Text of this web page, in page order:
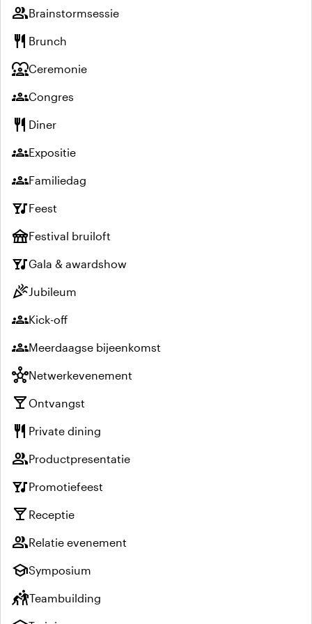
groupBrainstormsessie
restaurant Brunch
diversity_1Ceremonie
groupsCongres
restaurant Diner
groupsExpositie
groupsFamiliedag
nightlifeFeest
festivalFestival bruiloft
nightlifeGala & awardshow
celebrationJubileum
groupsKick-off
groupsMeerdaagse bijeenkomst
hubNetwerkevenement
local_bar Ontvangst
restaurant Private dining
groupProductpresentatie
nightlifePromotiefeest
local_bar Receptie
groupRelatie evenement
schoolSymposium
sports_kabaddiTeambuilding